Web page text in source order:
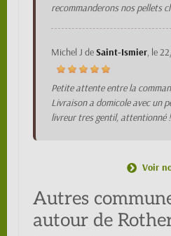
recommanderons nos pellets
Michel J deSaint-Ismier, le
Petite attente entre la
Livraison a domicole avec un
livreur tres gentil, attentionné
Voir
Autres
autour de